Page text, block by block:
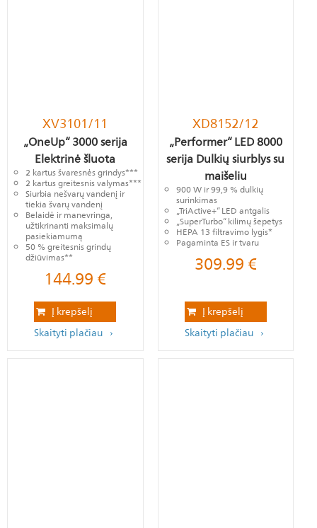
XV3101/11
„OneUp“ 3000 serija
Elektrinė šluota
2 kartus švaresnės grindys***
2 kartus greitesnis valymas***
Siurbia nešvarų vandenį ir
tiekia švarų vandenį
Belaidė ir manevringa,
užtikrinanti maksimalų
pasiekiamumą
50 % greitesnis grindų
džiūvimas**
144.99€
Į krepšelį
Skaityti plačiau
XD8152/12
„Performer“ LED 8000
serija Dulkių siurblys su
maišeliu
900 W ir 99,9 % dulkių
surinkimas
„TriActive+“ LED antgalis
„SuperTurbo“ kilimų šepetys
HEPA 13 filtravimo lygis*
Pagaminta ES ir tvaru
309.99€
Į krepšelį
Skaityti plačiau